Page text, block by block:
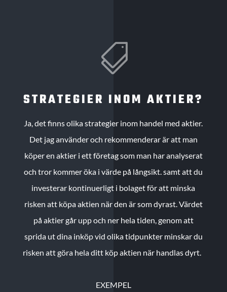

STRATEGIER INOM AKTIER?
Ja, det finns olika strategier inom handel med aktier.
Det jag använder och rekommenderar är att man
köper en aktier i ett företag som man har analyserat
och tror kommer öka i värde på långsikt. samt att du
investerar kontinuerligt i bolaget för att minska
risken att köpa aktien när den är som dyrast. Värdet
på aktier går upp och ner hela tiden, genom att
sprida ut dina inköp vid olika tidpunkter minskar du
risken att göra hela ditt köp aktien när handlas dyrt.
EXEMPEL